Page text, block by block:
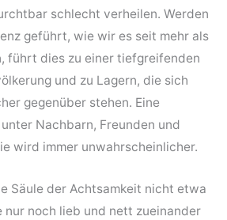
schlecht verheilen. Werden
geführt, wie wir es seit mehr als
führt dies zu einer tiefgreifenden
und zu Lagern, die sich
gegenüber stehen. Eine
Nachbarn, Freunden und
wird immer unwahrscheinlicher.
Säule der Achtsamkeit nicht etwa
nur noch lieb und nett zueinander